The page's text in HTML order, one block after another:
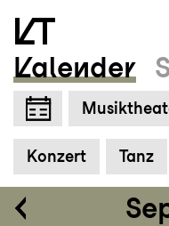
Zum Hauptinhalt
Zum Footer
Kalender
Konzert Tanz
Einführung 18:30